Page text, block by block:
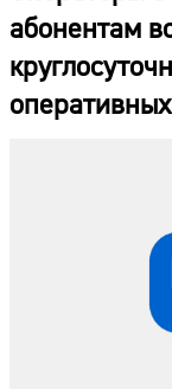
абонентам